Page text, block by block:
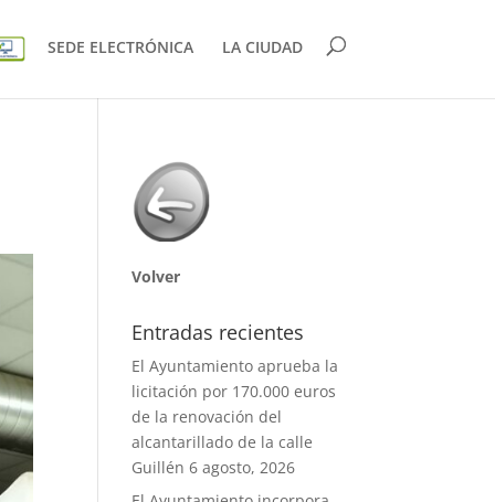
SEDE ELECTRÓNICA LA CIUDAD
Volver
Entradas recientes
El Ayuntamiento aprueba la
licitación por 170.000 euros
de la renovación del
alcantarillado de la calle
Guillén 6 agosto, 2026